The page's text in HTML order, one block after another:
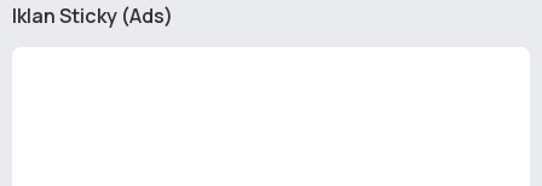
Iklan Sticky (Ads)